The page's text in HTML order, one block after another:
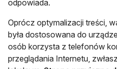
odpowiada.
Oprócz optymalizacji treści,
była dostosowana do
osób korzysta z telefonów
przeglądania Internetu,